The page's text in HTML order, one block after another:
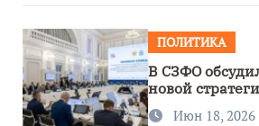
ПОЛИТИКА
В СЗФО
новой
Июн 18, 2026